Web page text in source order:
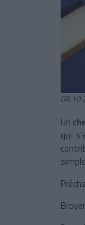
Un
qui